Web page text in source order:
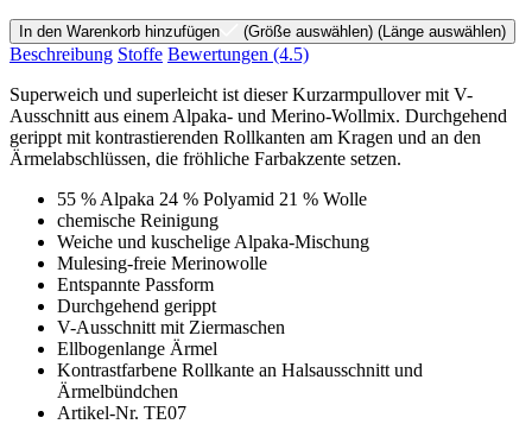
In den Warenkorb hinzufügen (Größe auswählen) (Länge auswählen)
Beschreibung Stoffe Bewertungen (4.5)
Superweich und superleicht ist dieser Kurzarmpullover mit V-
Ausschnitt aus einem Alpaka- und Merino-Wollmix. Durchgehend
gerippt mit kontrastierenden Rollkanten am Kragen und an den
Ärmelabschlüssen, die fröhliche Farbakzente setzen.
55 % Alpaka 24 % Polyamid 21 % Wolle
chemische Reinigung
Weiche und kuschelige Alpaka-Mischung
Mulesing-freie Merinowolle
Entspannte Passform
Durchgehend gerippt
V-Ausschnitt mit Ziermaschen
Ellbogenlange Ärmel
Kontrastfarbene Rollkante an Halsausschnitt und
Ärmelbündchen
Artikel-Nr. TE07